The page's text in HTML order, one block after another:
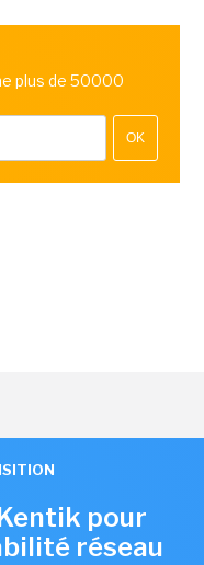
plus de 50000
OK
pour
réseau